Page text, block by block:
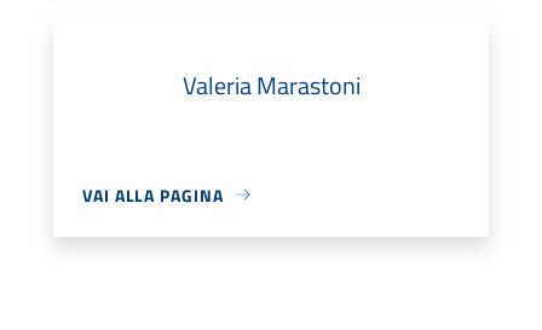
Valeria Marastoni
VAI ALLA PAGINA